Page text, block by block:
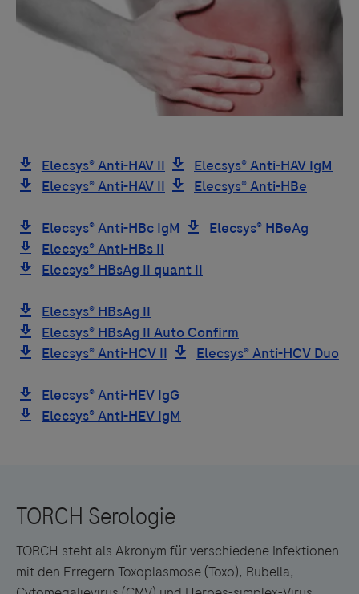
TORCH steht als Akronym für verschiedene Infektionen
mit den Erregern Toxoplasmose (Toxo), Rubella,